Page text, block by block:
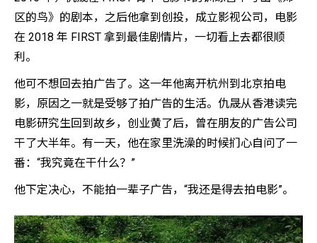
区的鸟》的剧本，之后他拿到创投，成立影视公司，电影
在 2018 年 FIRST 拿到最佳剧情片，一切看上去都很顺
利。
他可不想回去拍广告了。这一年他离开杭州到北京拍电
影，原因之一就是受够了拍广告的生活。仇晟从香港读完
电影研究生回到故乡，创业黄了后，曾在朋友的广告公司
干了大半年。有一天，他在家里洗澡的时候扪心自问了一
番：“我究竟在干什么？”
他下定决心，不能拍一辈子广告，“我还是得去拍电影”。